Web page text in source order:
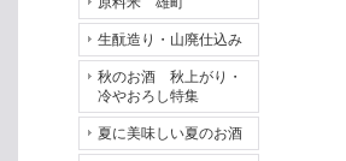
生酛造り・山廃仕込み
秋のお酒 秋上がり・
冷やおろし特集
夏に美味しい夏のお酒